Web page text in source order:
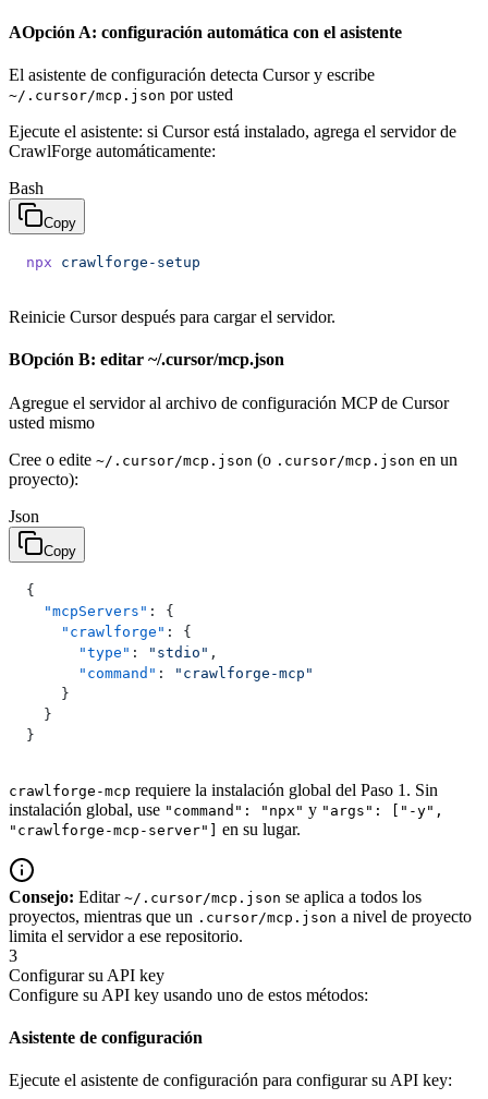
AOpción A: configuración automática con el asistente
El asistente de configuración detecta Cursor y escribe
~/.cursor/mcp.json por usted
Ejecute el asistente: si Cursor está instalado, agrega el servidor de
CrawlForge automáticamente:
Bash
Copy
npx crawlforge-setup
Reinicie Cursor después para cargar el servidor.
BOpción B: editar ~/.cursor/mcp.json
Agregue el servidor al archivo de configuración MCP de Cursor
usted mismo
Cree o edite ~/.cursor/mcp.json (o .cursor/mcp.json en un
proyecto):
Json
Copy
{
  "mcpServers"
: {
    "crawlforge"
: {
      "type"
: "stdio" ,
      "command"
:
"crawlforge-mcp"
    }
  }
}
crawlforge-mcp requiere la instalación global del Paso 1. Sin
instalación global, use "command": "npx" y "args": ["-y",
"crawlforge-mcp-server"]
en su lugar.
Consejo: Editar ~/.cursor/mcp.json se aplica a todos los
proyectos, mientras que un .cursor/mcp.json a nivel de proyecto
limita el servidor a ese repositorio.
3
Configurar su API key
Configure su API key usando uno de estos métodos:
Asistente de configuración
Ejecute el asistente de configuración para configurar su API key: